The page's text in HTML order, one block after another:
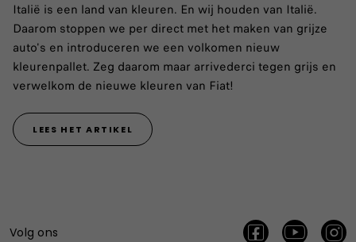
Italië is een land van kleuren. En wij houden van Italië.
Daarom stoppen we per direct met het maken van grijze
auto's en introduceren we een volkomen nieuw
kleurenpallet.​ Zeg daarom maar arrivederci tegen grijs en
verwelkom de nieuwe kleuren van Fiat!
LEES HET ARTIKEL
Volg ons